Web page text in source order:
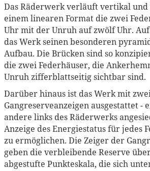
Das Räderwerk verläuft vertikal
einem linearen Format die zwei
Uhr mit der Unruh auf zwölf Uhr.
das Werk seinen besonderen
Aufbau. Die Brücken sind so
die zwei Federhäuser, die
Unruh zifferblattseitig sichtbar sind.
Darüber hinaus ist das Werk mit
Gangreserveanzeigen ausgestattet -
andere links des Räderwerks
Anzeige des Energiestatus für jedes
zu ermöglichen. Die Zeiger der
geben die verbleibende Reserve
abgestufte Punkteskala, die sich